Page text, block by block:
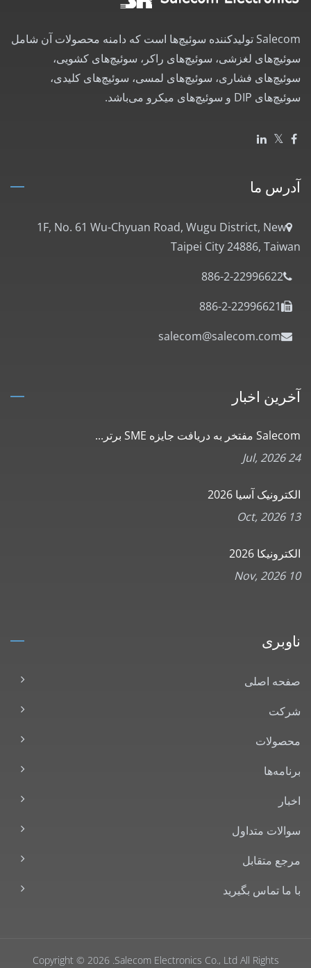
Salecom تولیدکننده سوئیچ‌ها است که دامنه محصولات آن شامل
سوئیچ‌های لغزشی، سوئیچ‌های راکر، سوئیچ‌های کشویی،
سوئیچ‌های فشاری، سوئیچ‌های لمسی، سوئیچ‌های کلیدی،
سوئیچ‌های DIP و سوئیچ‌های میکرو می‌باشد.
آدرس ما
1F, No. 61 Wu-Chyuan Road, Wugu District, New
Taipei City 24886, Taiwan
886-2-22996622
886-2-22996621
salecom@salecom.com
آخرین اخبار
Salecom مفتخر به دریافت جایزه SME برتر...
24 Jul, 2026
الکترونیک آسیا 2026
13 Oct, 2026
الکترونیکا 2026
10 Nov, 2026
ناوبری
صفحه اصلی
شرکت
محصولات
برنامه‌ها
اخبار
سوالات متداول
مرجع متقابل
با ما تماس بگیرید
Copyright © 2026 Salecom Electronics Co., Ltd. All Rights